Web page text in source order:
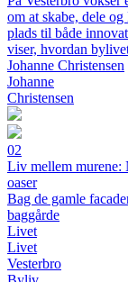
om at skabe, dele
plads til både
viser, hvordan
Johanne Christensen
Johanne
Christensen
02
Liv mellem murene:
oaser
Bag de gamle
baggårde
Livet
Livet
Vesterbro